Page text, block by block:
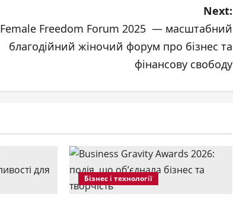
Next:
Female Freedom Forum 2025 — масштабний
благодійний жіночий форум про бізнес та
фінансову свободу
Бізнес і технології